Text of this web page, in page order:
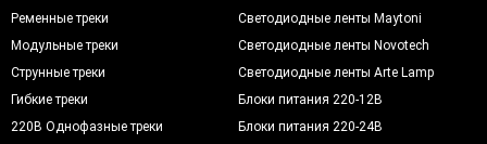
Ременные треки
Модульные треки
Струнные треки
Гибкие треки
220В Однофазные треки
Светодиодные ленты Maytoni
Светодиодные ленты Novotech
Светодиодные ленты Arte Lamp
Блоки питания 220-12В
Блоки питания 220-24В